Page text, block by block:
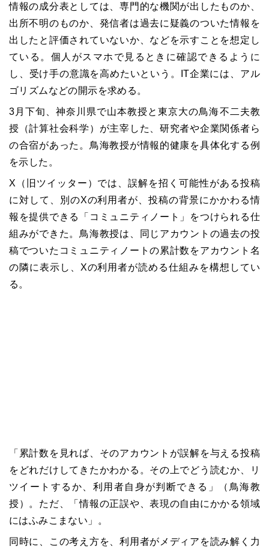
情報の成分表としては、専門的な機関が出したものか、
出所不明のものか、発信者は過去に疑義のついた情報を
出したと評価されていないか、などを示すことを想定し
ている。個人がスマホで見るときに確認できるように
し、受け手の意識を高めたいという。IT企業には、アル
ゴリズムなどの開示を求める。
3月下旬、神奈川県で山本教授と東京大の鳥海不二夫教
授（計算社会科学）が主宰した、研究者や企業関係者ら
の合宿があった。鳥海教授が情報的健康を具体化する例
を示した。
X（旧ツイッター）では、誤解を招く可能性がある投稿
に対して、別のXの利用者が、投稿の背景にかかわる情
報を提供できる「コミュニティノート」をつけられる仕
組みができた。鳥海教授は、同じアカウントの過去の投
稿でついたコミュニティノートの累計数をアカウント名
の隣に表示し、Xの利用者が読める仕組みを構想してい
る。
「累計数を見れば、そのアカウントが誤解を与える投稿
をどれだけしてきたかわかる。その上でどう読むか、リ
ツイートするか、利用者自身が判断できる」（鳥海教
授）。ただ、「情報の正誤や、表現の自由にかかる領域
にはふみこまない」。
同時に、この考え方を、利用者がメディアを読み解く力